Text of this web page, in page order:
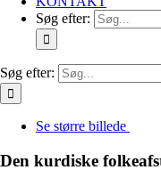
Søg efter:
Søg efter:
Se større billede
Den kurdiske